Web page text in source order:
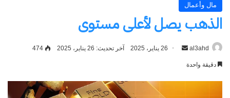
مال وأعمال
الذهب يصل لأعلى مستوى
al3ahd
أرسل 26 يناير، 2025 آخر تحديث: 26 يناير، 2025 474
دقيقة واحدة